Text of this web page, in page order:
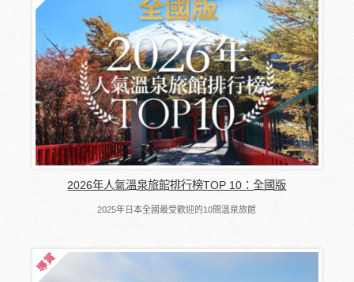
2026年人氣溫泉旅館排行榜TOP 10：全國版
2025年日本全國最受歡迎的10間溫泉旅館